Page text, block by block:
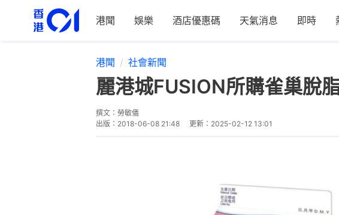
港聞 娛樂 酒店優惠碼 天氣消息 即時
港聞 社會新聞
麗港城FUSION所購雀巢
撰文： 勞敏儀
出版： 2018-06-08 21:48 更新： 2025-02-12 13:01